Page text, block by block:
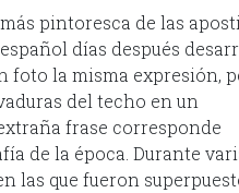
pintoresca de las
días después
foto la misma expresión,
del techo en un
frase corresponde
de la época. Durante
las que fueron